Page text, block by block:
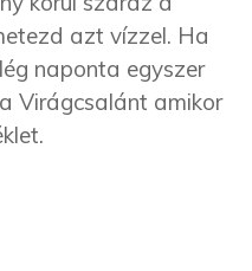
azt vízzel. Ha
naponta egyszer
Virágcsalánt amikor